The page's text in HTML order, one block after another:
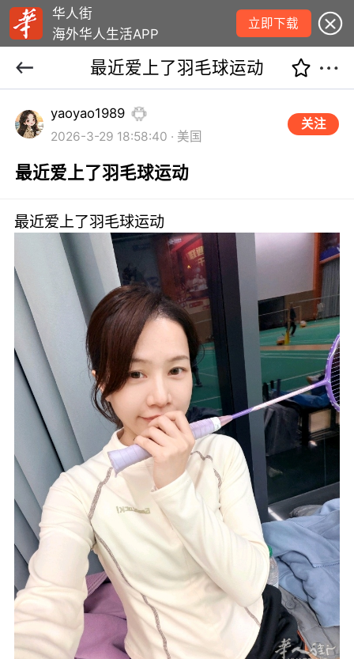
华人街
海外华人生活APP
立即下载
最近爱上了羽毛球运动
yaoyao1989
2026-3-29 18:58:40 · 美国
关注
最近爱上了羽毛球运动
最近爱上了羽毛球运动